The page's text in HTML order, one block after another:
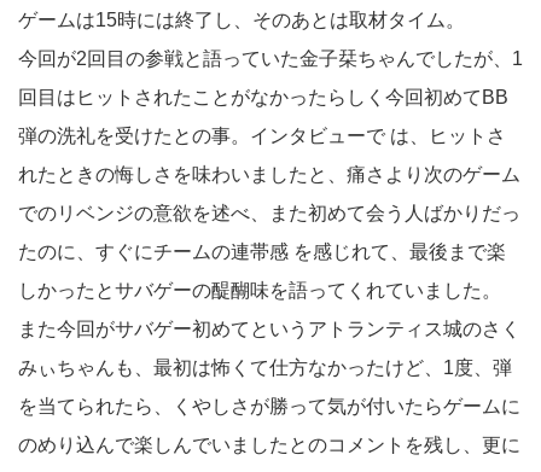
ゲームは15時には終了し、そのあとは取材タイム。
今回が2回目の参戦と語っていた金子栞ちゃんでしたが、1
回目はヒットされたことがなかったらしく今回初めてBB
弾の洗礼を受けたとの事。インタビューで は、ヒットさ
れたときの悔しさを味わいましたと、痛さより次のゲーム
でのリベンジの意欲を述べ、また初めて会う人ばかりだっ
たのに、すぐにチームの連帯感 を感じれて、最後まで楽
しかったとサバゲーの醍醐味を語ってくれていました。
また今回がサバゲー初めてというアトランティス城のさく
みぃちゃんも、最初は怖くて仕方なかったけど、1度、弾
を当てられたら、くやしさが勝って気が付いたらゲームに
のめり込んで楽しんでいましたとのコメントを残し、更に